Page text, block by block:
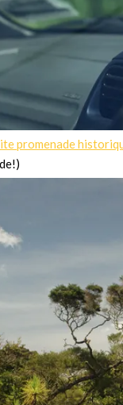
promenade